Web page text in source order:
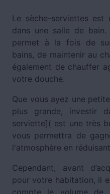
Le sèche-serviettes est
dans une salle de
permet à la fois de
bains, de maintenir au
également de chauffer
votre douche.
Que vous ayez une
plus grande, investir
serviette]( est une très
vous permettra de
l'atmosphère en
Cependant, avant
pour votre habitation, il